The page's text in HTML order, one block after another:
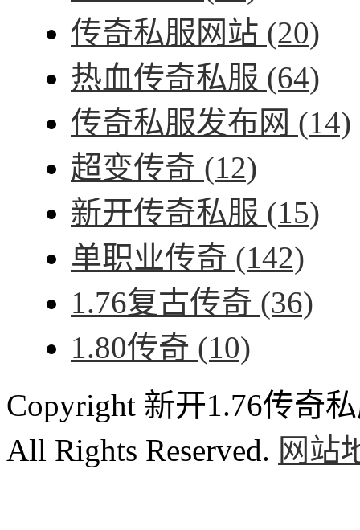
传奇私服网站 (20)
热血传奇私服 (64)
传奇私服发布网 (14)
超变传奇 (12)
新开传奇私服 (15)
单职业传奇 (142)
1.76复古传奇 (36)
1.80传奇 (10)
Copyright 新开1.76传奇
All Rights Reserved. 网站